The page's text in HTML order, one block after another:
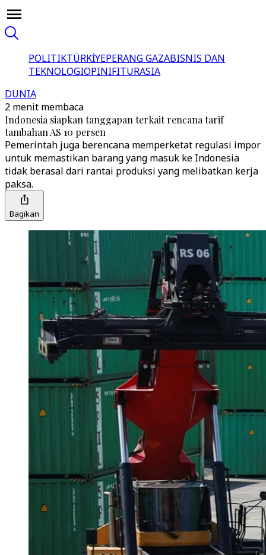
POLITIKTÜRKİYEPERANG GAZABISNIS DAN
TEKNOLOGIOPINIFITURASIA
DUNIA
2 menit membaca
Indonesia siapkan tanggapan terkait rencana tarif
tambahan AS 10 persen
Pemerintah juga berencana memperketat regulasi impor
untuk memastikan barang yang masuk ke Indonesia
tidak berasal dari rantai produksi yang melibatkan kerja
paksa.
Bagikan